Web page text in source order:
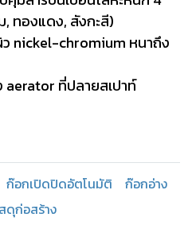
ทองแดง, สังกะสี)
nickel-chromium หนาถึง
aerator ที่ปลายสเปาท์
ก๊อกเปิดปิดอัตโนมัติ
ก๊อกอ่าง
ดุก่อสร้าง